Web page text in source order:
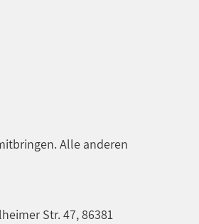
Alle anderen
Str. 47, 86381